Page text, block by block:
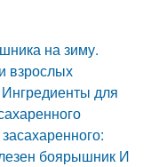
на зиму.
взрослых
для
боярышник И